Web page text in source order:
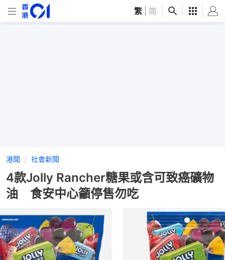
繁 简
港聞 社會新聞
4款Jolly Rancher糖果或含可致癌礦物
油 食安中心籲停售勿吃